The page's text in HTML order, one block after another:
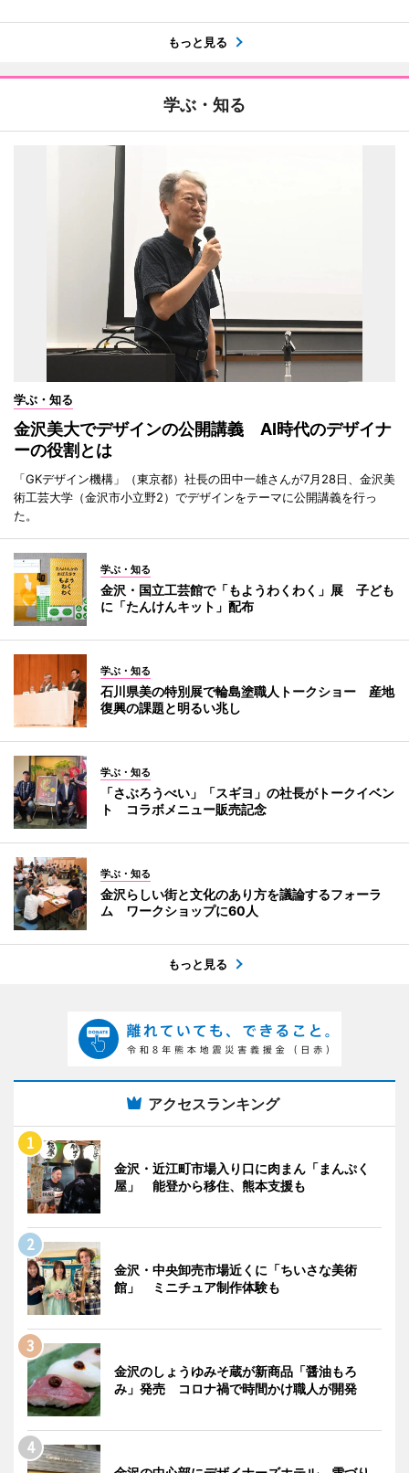
もっと見る
学ぶ・知る
学ぶ・知る
金沢美大でデザインの公開講義 AI時代のデザイナ
ーの役割とは
「GKデザイン機構」（東京都）社長の田中一雄さんが7月28日、金沢美
術工芸大学（金沢市小立野2）でデザインをテーマに公開講義を行っ
た。
学ぶ・知る
金沢・国立工芸館で「もようわくわく」展 子ども
に「たんけんキット」配布
学ぶ・知る
石川県美の特別展で輪島塗職人トークショー 産地
復興の課題と明るい兆し
学ぶ・知る
「さぶろうべい」「スギヨ」の社長がトークイベン
ト コラボメニュー販売記念
学ぶ・知る
金沢らしい街と文化のあり方を議論するフォーラ
ム ワークショップに60人
もっと見る
アクセスランキング
金沢・近江町市場入り口に肉まん「まんぷく
屋」 能登から移住、熊本支援も
金沢・中央卸売市場近くに「ちいさな美術
館」 ミニチュア制作体験も
金沢のしょうゆみそ蔵が新商品「醤油もろ
み」発売 コロナ禍で時間かけ職人が開発